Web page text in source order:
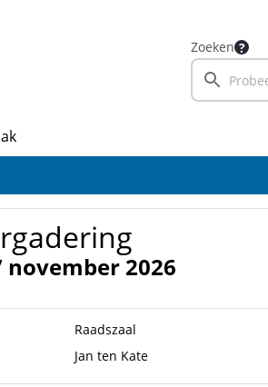
Zoeken
november 2026
Raadszaal
Jan ten Kate